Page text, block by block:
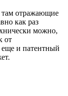
там отражающие
как раз
можно,
от
еще и патентный